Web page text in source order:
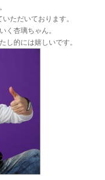
ただいております。
く杏璃ちゃん。
し的には嬉しいです。